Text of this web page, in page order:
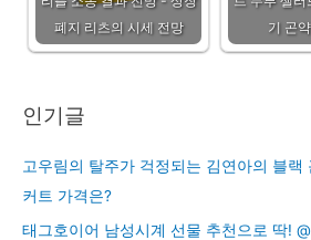
폐지 리츠의 시세 전망
기 곤
인기글
고우림의 탈주가 걱정되는 김연아의 블랙
커트 가격은?
태그호이어 남성시계 선물 추천으로 딱!